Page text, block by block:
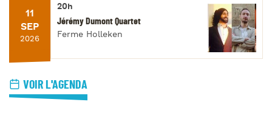
11
SEP
2026
20h
Jérémy Dumont Quartet
Ferme Holleken
VOIR L'AGENDA